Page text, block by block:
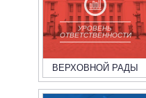
УРОВЕНЬ
ОТВЕТСТВЕННОСТИ
ВЕРХОВНОЙ РАДЫ